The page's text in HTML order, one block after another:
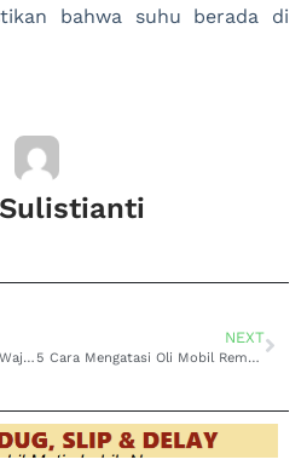
bahwa suhu berada di
Inilah 5 Cara Kerja CVT yang Wajib Diketahui!
NEXT
5 Cara Mengatasi Oli Mobil Rembes, Cuma Pakai Ini?